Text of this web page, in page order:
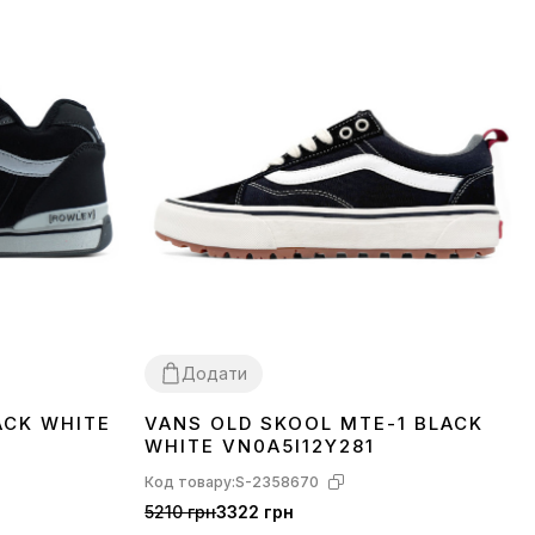
WHITE
Додати
3739 414345
VANS OLD SKOOL MTE-1 BLACK
WHITE VN0A5I12Y281
Код товару:S-2358670
5210 грн3322 грн